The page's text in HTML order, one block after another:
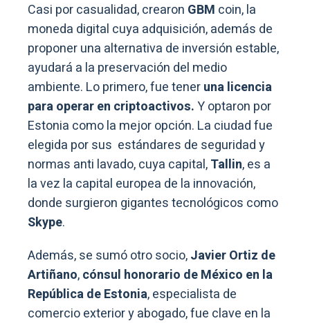
Casi por casualidad, crearon GBM coin, la
moneda digital cuya adquisición, además de
proponer una alternativa de inversión estable,
ayudará a la preservación del medio
ambiente. Lo primero, fue teneruna licencia
para operar en criptoactivos.Y optaron por
Estonia como la mejor opción. La ciudad fue
elegida por sus estándares de seguridad y
normas anti lavado, cuya capital,Tallin, es a
la vez la capital europea de la innovación,
donde surgieron gigantes tecnológicos como
Skype.
Además, se sumó otro socio,Javier Ortiz de
Artiñano,cónsul honorario de México en la
República de Estonia, especialista de
comercio exterior y abogado, fue clave en la